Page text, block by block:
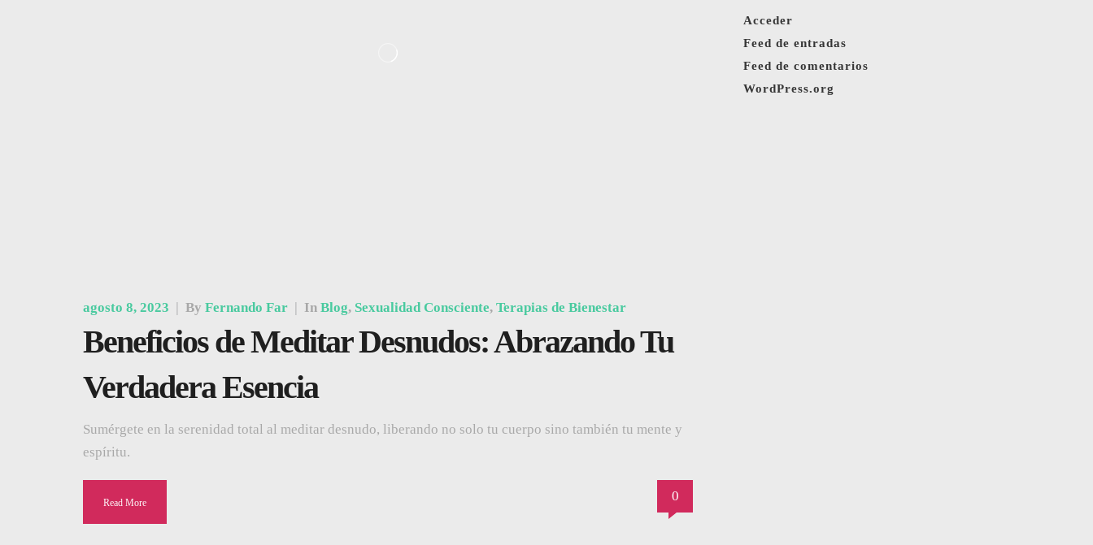
agosto 8, 2023 | By Fernando Far | In Blog, Sexualidad Consciente, Terapias de Bienestar
Beneficios de Meditar Desnudos: Abrazando Tu
Verdadera Esencia
Sumérgete en la serenidad total al meditar desnudo, liberando no solo tu cuerpo sino también tu mente y
espíritu.
Read More 0
Acceder
Feed de entradas
Feed de comentarios
WordPress.org